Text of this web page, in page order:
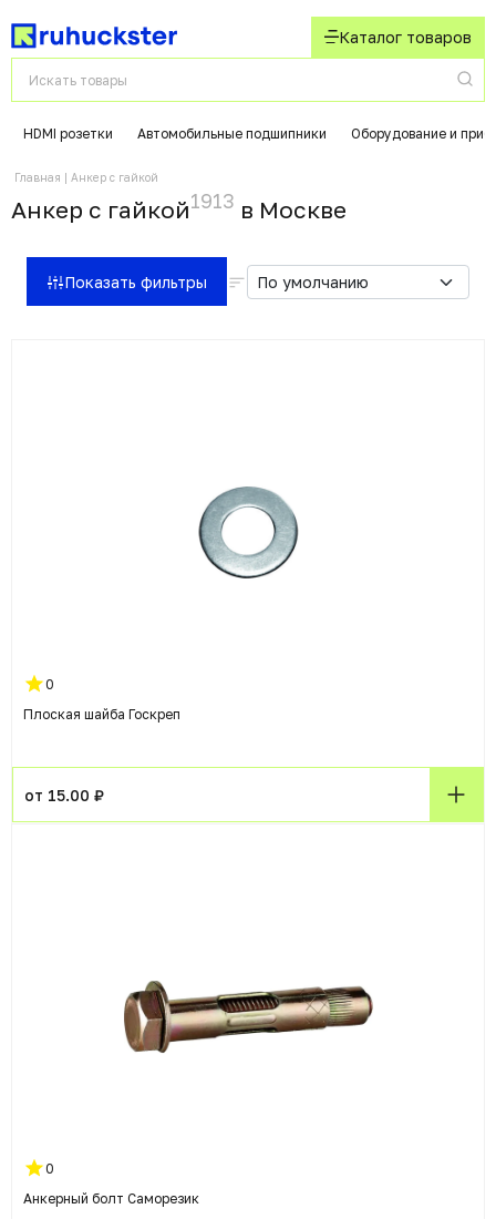
Каталог товаров
HDMI розетки Автомобильные подшипники Оборудование и
Главная Анкер с гайкой
Анкер с гайкой1913 в Москвe
Показать фильтры
0
Плоская шайба Госкреп
от 15.00 ₽
0
Анкерный болт Саморезик